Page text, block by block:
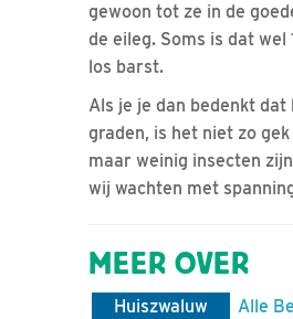
gewoon tot ze in de
de eileg. Soms is dat
los barst.
Als je je dan bedenkt
graden, is het niet zo
maar weinig insecten
wij wachten met
MEER OVER
Huiszwaluw Alle